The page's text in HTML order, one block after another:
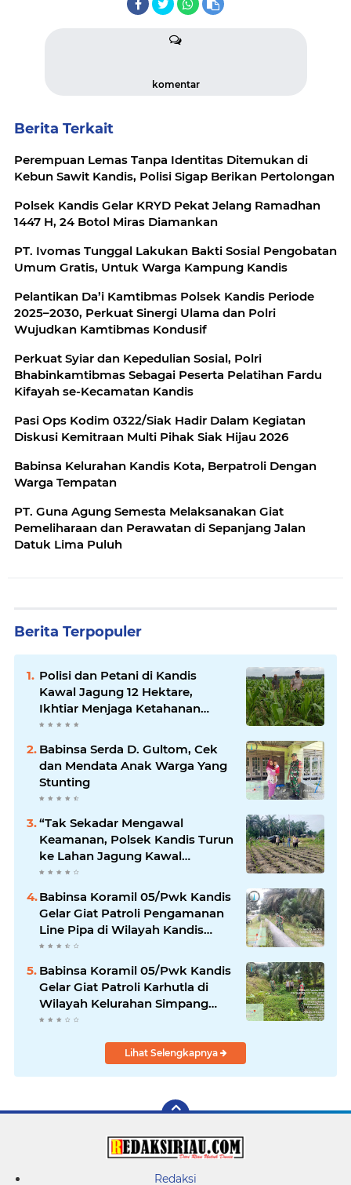
komentar
Berita Terkait
Perempuan Lemas Tanpa Identitas Ditemukan di
Kebun Sawit Kandis, Polisi Sigap Berikan Pertolongan
Polsek Kandis Gelar KRYD Pekat Jelang Ramadhan
1447 H, 24 Botol Miras Diamankan
PT. Ivomas Tunggal Lakukan Bakti Sosial Pengobatan
Umum Gratis, Untuk Warga Kampung Kandis
Pelantikan Da’i Kamtibmas Polsek Kandis Periode
2025–2030, Perkuat Sinergi Ulama dan Polri
Wujudkan Kamtibmas Kondusif
Perkuat Syiar dan Kepedulian Sosial, Polri
Bhabinkamtibmas Sebagai Peserta Pelatihan Fardu
Kifayah se-Kecamatan Kandis
Pasi Ops Kodim 0322/Siak Hadir Dalam Kegiatan
Diskusi Kemitraan Multi Pihak Siak Hijau 2026
Babinsa Kelurahan Kandis Kota, Berpatroli Dengan
Warga Tempatan
PT. Guna Agung Semesta Melaksanakan Giat
Pemeliharaan dan Perawatan di Sepanjang Jalan
Datuk Lima Puluh
Berita Terpopuler
Polisi dan Petani di Kandis
Kawal Jagung 12 Hektare,
Ikhtiar Menjaga Ketahanan
Pangan
Babinsa Serda D. Gultom, Cek
dan Mendata Anak Warga Yang
Stunting
“Tak Sekadar Mengawal
Keamanan, Polsek Kandis Turun
ke Lahan Jagung Kawal
Ketahanan Pangan
Babinsa Koramil 05/Pwk Kandis
Gelar Giat Patroli Pengamanan
Line Pipa di Wilayah Kandis
Kandis
Babinsa Koramil 05/Pwk Kandis
Gelar Giat Patroli Karhutla di
Wilayah Kelurahan Simpang
Belutu
Lihat Selengkapnya
Redaksi